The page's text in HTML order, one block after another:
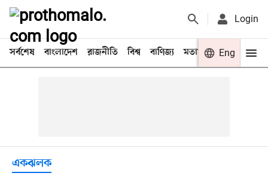
Login
সর্বশেষ বাংলাদেশ রাজনীতি বিশ্ব বাণিজ্য মতামত খেলা
Eng
একঝলক